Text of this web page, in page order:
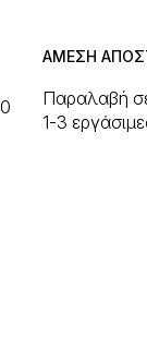
ΑΜΕΣΗ
Παραλαβή
1-3